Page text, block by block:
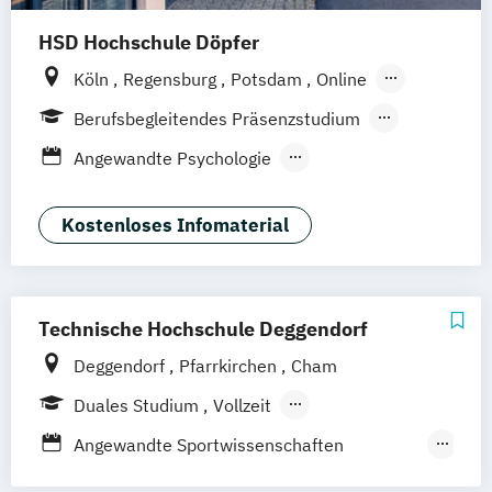
HSD Hochschule Döpfer
Köln Regensburg Potsdam
Online
Hamburg
Berufsbegleitendes Präsenzstudium
Vollzeit
Duales Studium
Berufsbegleitender Präsenzlehrgang
Angewandte Psychologie
Bildung und Erziehung in der Kindheit
Ernährungspsychologie
Gesundheitspädagogik
Kommunikation und Beratung
Medizinpädagogik Pflege
Physician Assistance
Kostenloses Infomaterial
Technische Hochschule Deggendorf
Deggendorf Pfarrkirchen
Cham
Duales Studium
Vollzeit
Berufsbegleitendes Präsenzstudium
Angewandte Sportwissenschaften